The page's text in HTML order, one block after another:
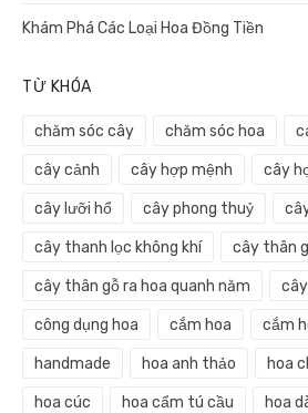
Khám Phá Các Loại Hoa Đồng Tiền
TỪ KHÓA
chăm sóc cây chăm sóc hoa
cây cảnh cây hợp mệnh cây
cây lưỡi hổ cây phong thuỷ
cây thanh lọc không khí cây thân
cây thân gỗ ra hoa quanh năm
công dụng hoa cắm hoa cắm
handmade hoa anh thảo hoa
hoa cúc hoa cẩm tú cầu hoa